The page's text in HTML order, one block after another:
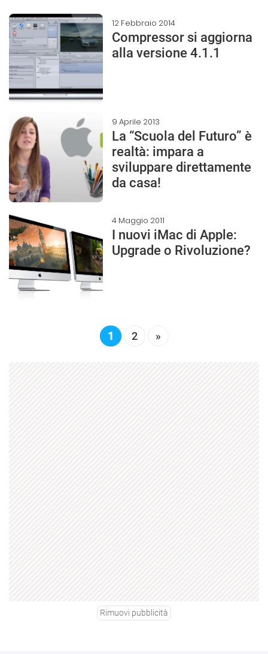
12 Febbraio 2014
Compressor si aggiorna
alla versione 4.1.1
9 Aprile 2013
La “Scuola del Futuro” è
realtà: impara a
sviluppare direttamente
da casa!
4 Maggio 2011
I nuovi iMac di Apple:
Upgrade o Rivoluzione?
1 2 »
Rimuovi pubblicità